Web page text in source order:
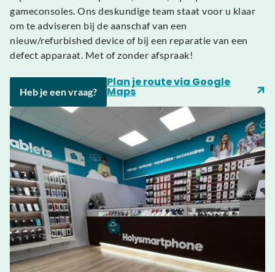
gameconsoles. Ons deskundige team staat voor u klaar
om te adviseren bij de aanschaf van een
nieuw/refurbished device of bij een reparatie van een
defect apparaat. Met of zonder afspraak!
Heb je een vraag?
Plan je route via Google
Maps